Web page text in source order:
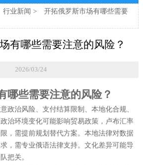
行业新闻 >
开拓俄罗斯市场有哪些需要
有哪些需要注意的风险？
2026/03/24
哪些需要注意的风险？
政治风险、支付结算限制、本地化合规、
治环境变化可能影响贸易政策，卢布汇率
，需提前规划替代方案。本地法律对数据
，需专业俄语法律支持。文化差异可能导
把关。